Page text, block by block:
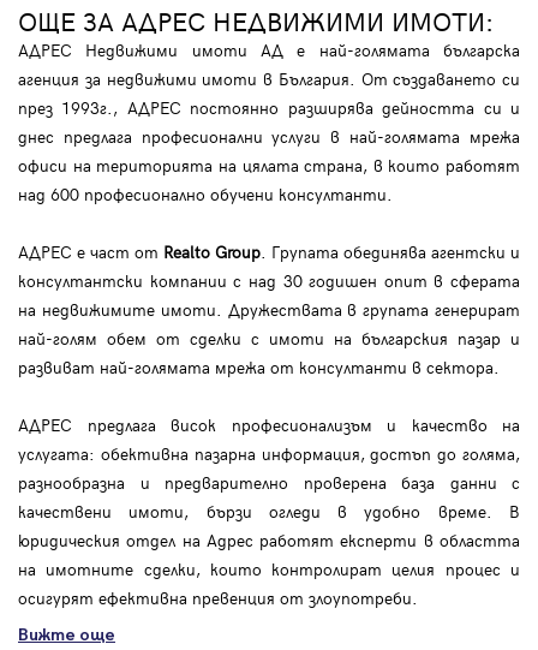
ОЩЕ ЗА АДРЕС НЕДВИЖИМИ ИМОТИ:
АДРЕС Недвижими имоти АД е най-голямата българска
агенция за недвижими имоти в България. От създаването си
през 1993г., АДРЕС постоянно разширява дейността си и
днес предлага професионални услуги в най-голямата мрежа
офиси на територията на цялата страна, в които работят
над 600 професионално обучени консултанти.
АДРЕС е част от Realto Group. Групата обединява агентски и
консултантски компании с над 30 годишен опит в сферата
на недвижимите имоти. Дружествата в групата генерират
най-голям обем от сделки с имоти на българския пазар и
развиват най-голямата мрежа от консултанти в сектора.
АДРЕС предлага висок професионализъм и качество на
услугата: обективна пазарна информация, достъп до голяма,
разнообразна и предварително проверена база данни с
качествени имоти, бързи огледи в удобно време. В
юридическия отдел на Адрес работят експерти в областта
на имотните сделки, които контролират целия процес и
осигурят ефективна превенция от злоупотреби.
Вижте още